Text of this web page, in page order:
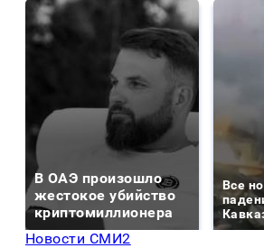
В ОАЭ произошло
жестокое убийство
криптомиллионера
Все
Новости СМИ2